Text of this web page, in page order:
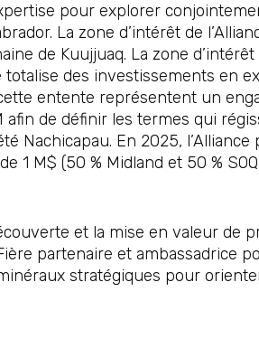
pour explorer
La zone d’intérêt de
de Kuujjuaq. La zone d’intérêt
des investissements en
entente représentent un
de définir les termes qui
Nachicapau. En 2025,
M$ (50 % Midland et 50 %
et la mise en valeur de
partenaire et ambassadrice
stratégiques pour